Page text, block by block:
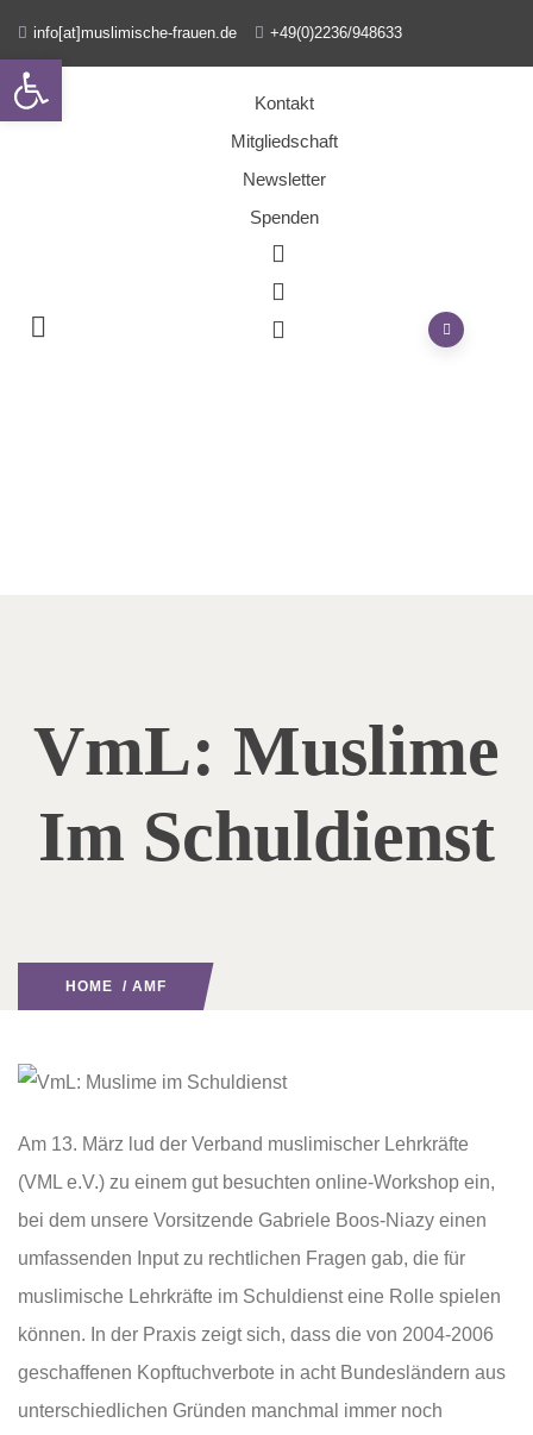
info[at]muslimische-frauen.de +49(0)2236/948633
Kontakt
Mitgliedschaft
Newsletter
Spenden
VmL: Muslime
Im Schuldienst
HOME / AMF
Am 13. März lud der Verband muslimischer Lehrkräfte
(VML e.V.) zu einem gut besuchten online-Workshop ein,
bei dem unsere Vorsitzende Gabriele Boos-Niazy einen
umfassenden Input zu rechtlichen Fragen gab, die für
muslimische Lehrkräfte im Schuldienst eine Rolle spielen
können. In der Praxis zeigt sich, dass die von 2004-2006
geschaffenen Kopftuchverbote in acht Bundesländern aus
unterschiedlichen Gründen manchmal immer noch
Open toolbar